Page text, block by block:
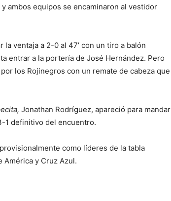
ambos equipos se encaminaron al vestidor
ventaja a 2-0 al 47’ con un tiro a balón
entrar a la portería de José Hernández. Pero
los Rojinegros con un remate de cabeza que
Jonathan Rodríguez, apareció para mandar
1 definitivo del encuentro.
como líderes de la tabla
y Cruz Azul.